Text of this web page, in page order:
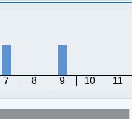
7 8 9 10 11